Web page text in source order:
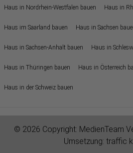
Haus in Nordrhein-Westfalen bauen Haus in
Haus im Saarland bauen Haus in Sachsen
Haus in Sachsen-Anhalt bauen Haus in
Haus in Thüringen bauen Haus in Österreich
Haus in der Schweiz bauen
© 2026 Copyright: MedienTeam
Umsetzung: traffic